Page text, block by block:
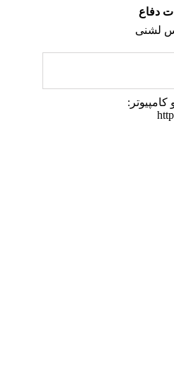
دفاع
لشنی